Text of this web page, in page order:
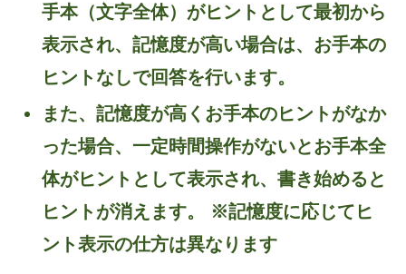
手本（文字全体）がヒントとして最初から
表示され、記憶度が高い場合は、お手本の
ヒントなしで回答を行います。
また、記憶度が高くお手本のヒントがなか
った場合、一定時間操作がないとお手本全
体がヒントとして表示され、書き始めると
ヒントが消えます。 ※記憶度に応じてヒ
ント表示の仕方は異なります